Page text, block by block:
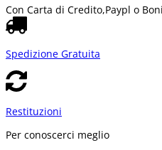
Con Carta di Credito,Paypl o
Spedizione Gratuita
Restituzioni
Per conoscerci meglio